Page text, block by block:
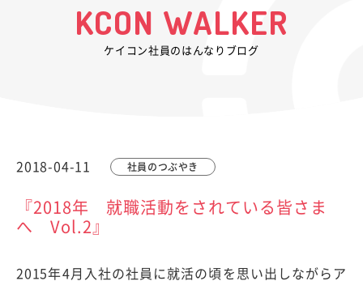
KCON WALKER
ケイコン社員のはんなりブログ
2018-04-11 社員のつぶやき
『2018年 就職活動をされている皆さま
へ Vol.2』
2015年4月入社の社員に就活の頃を思い出しながらア